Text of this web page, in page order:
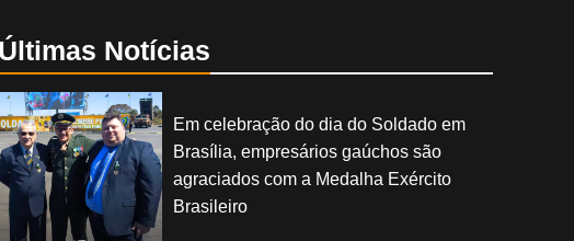
Últimas Notícias
Em celebração do dia do Soldado em
Brasília, empresários gaúchos são
agraciados com a Medalha Exército
Brasileiro